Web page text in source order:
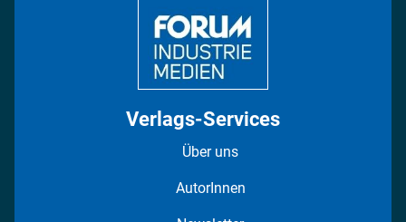
Verlags-Services
Über uns
AutorInnen